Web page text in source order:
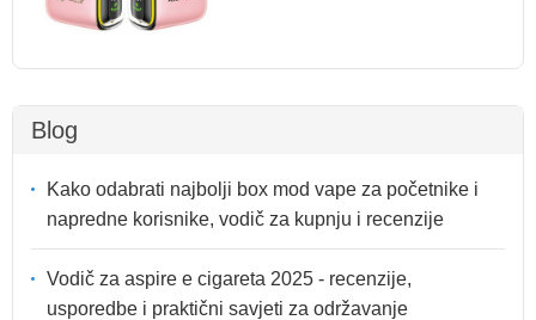
Blog
Kako odabrati najbolji box mod vape za početnike i
napredne korisnike, vodič za kupnju i recenzije
Vodič za aspire e cigareta 2025 - recenzije,
usporedbe i praktični savjeti za održavanje